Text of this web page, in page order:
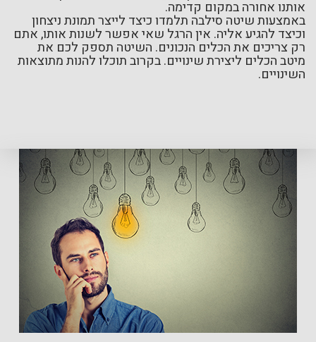
אותנו אחורה במקום קדימה.
באמצעות שיטה סילבה תלמדו כיצד לייצר תמונת ניצחון
וכיצד להגיע אליה. אין הרגל שאי אפשר לשנות אותו, אתם
רק צריכים את הכלים הנכונים. השיטה תספק לכם את
מיטב הכלים ליצירת שינויים. בקרוב תוכלו להנות מתוצאות
השינויים.